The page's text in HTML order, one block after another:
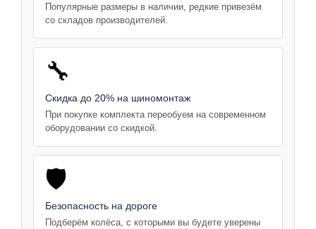
Популярные размеры в наличии, редкие привезём
со складов производителей.
🔧
Скидка до 20% на шиномонтаж
При покупке комплекта переобуем на современном
оборудовании со скидкой.
🛡️
Безопасность на дороге
Подберём колёса, с которыми вы будете уверены